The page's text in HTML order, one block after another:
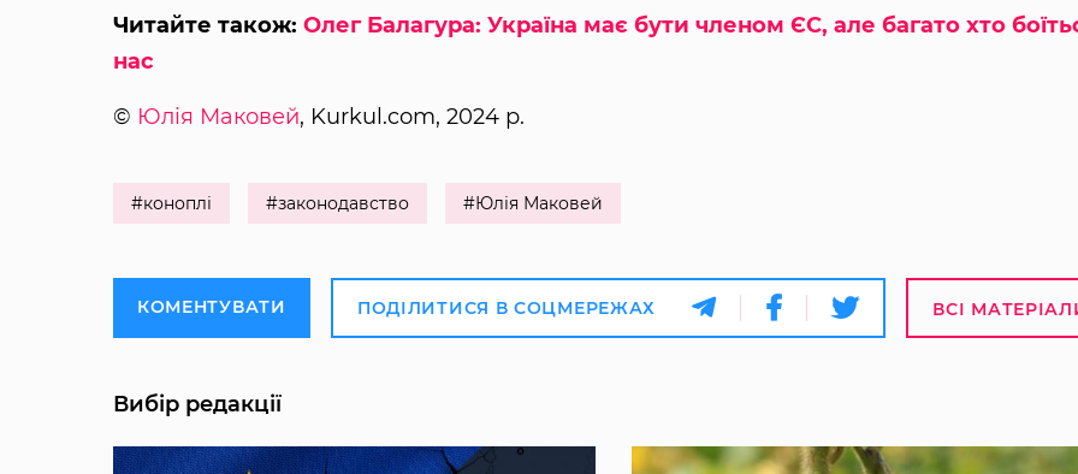
Читайте також: Олег Балагура: Україна має бути членом ЄС, але багато хто
нас
© Юлія Маковей, Kurkul.com, 2024 р.
#коноплі #законодавство #Юлія Маковей
КОМЕНТУВАТИ ПОДІЛИТИСЯ В СОЦМЕРЕЖАХ ВСІ
Вибір редакції